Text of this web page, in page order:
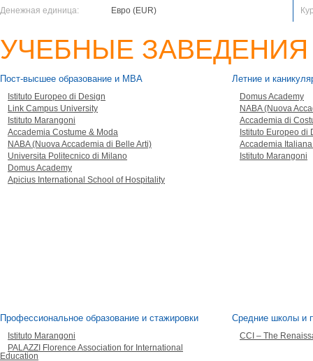
Денежная единица:
Евро (EUR)
УЧЕБНЫЕ ЗАВЕДЕНИЯ
Пост-высшее образование и MBA
Istituto Europeo di Design
Link Campus University
Istituto Marangoni
Accademia Costume & Moda
NABA (Nuova Accademia di Belle Arti)
Universita Politecnico di Milano
Domus Academy
Apicius International School of Hospitality
Летние и
Domus Academy
NABA (Nuova
Accademia di
Istituto Europeo di
Accademia
Istituto Marangoni
Профессиональное образование и стажировки
Istituto Marangoni
PALAZZI Florence Association for International
Education
Средние школы и
CCI – The